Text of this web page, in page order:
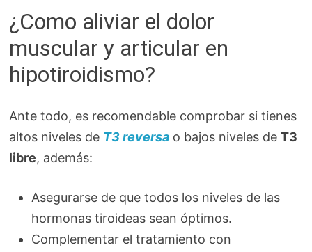
¿Como aliviar el dolor
muscular y articular en
hipotiroidismo?
Ante todo, es recomendable comprobar si tienes
altos niveles de T3 reversa o bajos niveles deT3
libre, además:
Asegurarse de que todos los niveles de las
hormonas tiroideas sean óptimos.
Complementar el tratamiento con